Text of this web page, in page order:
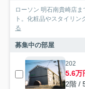
ローソン 明石南貴崎店
ト。化粧品やスタイリ
る
募集中の部屋
202
5.6万
2階 /